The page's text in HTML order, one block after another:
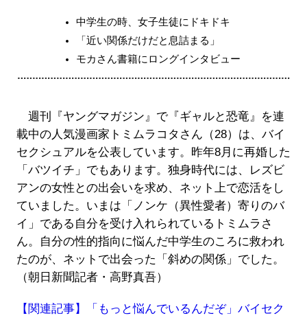
中学生の時、女子生徒にドキドキ
「近い関係だけだと息詰まる」
モカさん書籍にロングインタビュー
週刊『ヤングマガジン』で『ギャルと恐竜』を連
載中の人気漫画家トミムラコタさん（28）は、バイ
セクシュアルを公表しています。昨年8月に再婚した
「バツイチ」でもあります。独身時代には、レズビ
アンの女性との出会いを求め、ネット上で恋活をし
ていました。いまは「ノンケ（異性愛者）寄りのバ
イ」である自分を受け入れられているトミムラさ
ん。自分の性的指向に悩んだ中学生のころに救われ
たのが、ネットで出会った「斜めの関係」でした。
（朝日新聞記者・高野真吾）
【関連記事】「もっと悩んでいるんだぞ」バイセク